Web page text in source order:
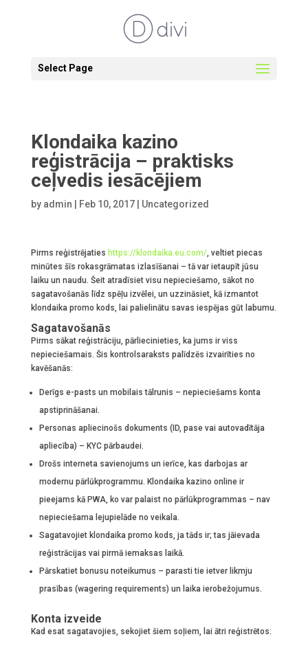
Select Page
Klondaika kazino
reģistrācija – praktisks
ceļvedis iesācējiem
by admin Feb 10, 2017| Uncategorized
Pirms reģistrējaties https://klondaika.eu.com/, veltiet piecas
minūtes šīs rokasgrāmatas izlasīšanai – tā var ietaupīt jūsu
laiku un naudu. Šeit atradīsiet visu nepieciešamo, sākot no
sagatavošanās līdz spēļu izvēlei, un uzzināsiet, kā izmantot
klondaika promo kods, lai palielinātu savas iespējas gūt labumu.
Sagatavošanās
Pirms sākat reģistrāciju, pārliecinieties, ka jums ir viss
nepieciešamais. Šis kontrolsaraksts palīdzēs izvairīties no
kavēšanās:
Derīgs e-pasts un mobilais tālrunis – nepieciešams konta
apstiprināšanai.
Personas apliecinošs dokuments (ID, pase vai autovadītāja
apliecība) – KYC pārbaudei.
Drošs interneta savienojums un ierīce, kas darbojas ar
modernu pārlūkprogrammu. Klondaika kazino online ir
pieejams kā PWA, ko var palaist no pārlūkprogrammas – nav
nepieciešama lejupielāde no veikala.
Sagatavojiet klondaika promo kods, ja tāds ir; tas jāievada
reģistrācijas vai pirmā iemaksas laikā.
Pārskatiet bonusu noteikumus – parasti tie ietver likmju
prasības (wagering requirements) un laika ierobežojumus.
Konta izveide
Kad esat sagatavojies, sekojiet šiem soļiem, lai ātri reģistrētos: